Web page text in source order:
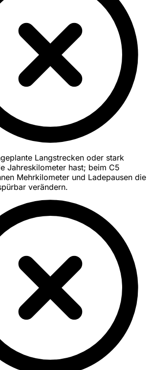
Langstrecken oder stark
Jahreskilometer hast; beim C5
Mehrkilometer und Ladepausen die
verändern.